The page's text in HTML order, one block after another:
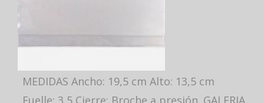
MEDIDAS Ancho: 19,5 cm Alto: 13,5 cm
Fuelle: 3,5 Cierre: Broche a presión. GALERIA